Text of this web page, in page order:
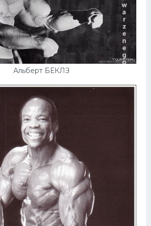
Альберт БЕКЛЗ